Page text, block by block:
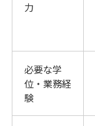
力
必要な学
位・業務経
験